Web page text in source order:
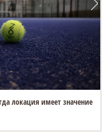
локация имеет значение